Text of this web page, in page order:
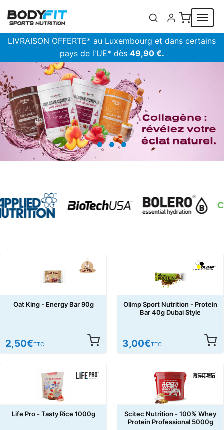
LIVRAISON OFFERTE* au Luxembourg et dans certains
pays de l'UE* dès 49,90 €.
Oat King - Energy Bar 90g
2,50€TTC
Olimp Sport Nutrition - Protein
Bar 40g Dubai Style
3,00€TTC
Life Pro - Tasty Rice 1000g
Scitec Nutrition - 100% Whey
Protein Professional 5000g